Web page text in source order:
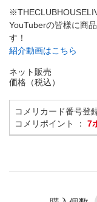
YouTuberの皆様に商
す！
紹介動画はこちら
ネット販売
価格（税込）
コメリカード番号登
コメリポイント ： 7